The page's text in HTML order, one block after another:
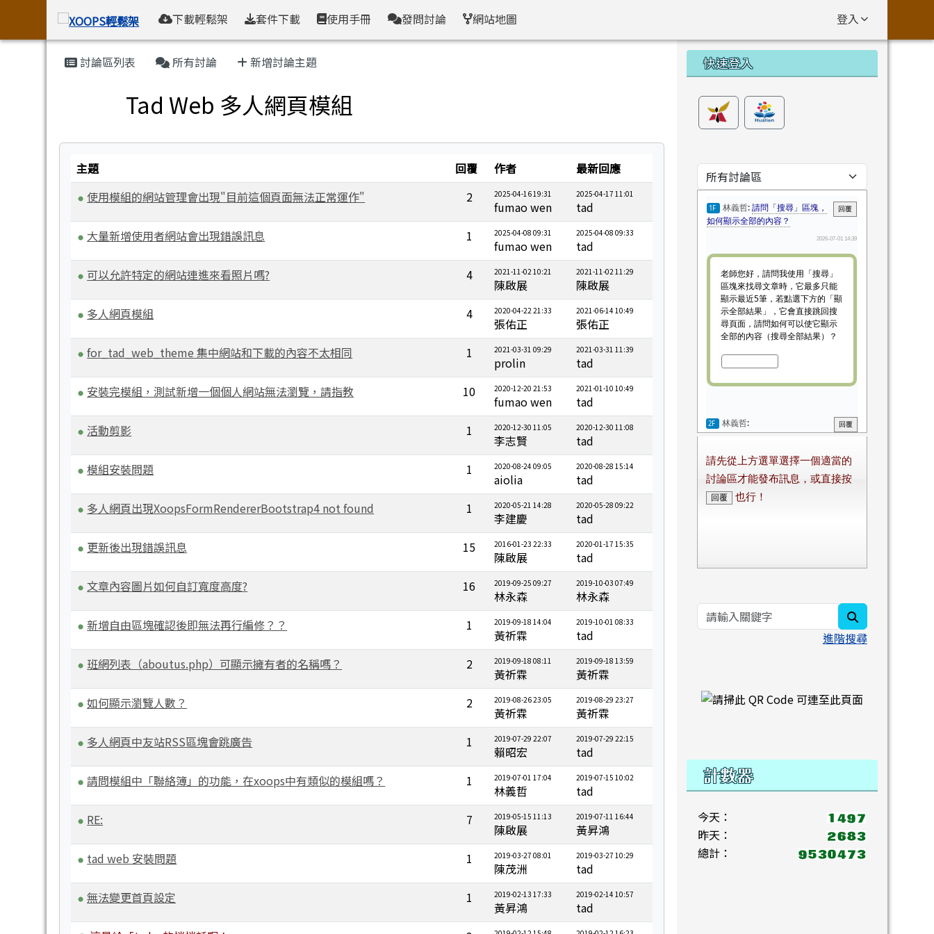
XOOPS輕鬆架
導覽列 下載輕鬆架 套件下載 使用手冊 發問討論 網站地圖 登入
主內容區域
討論區列表 所有討論 新增討論主題
Tad Web 多人網頁模組
主題 回覆 作者
最新回應
使用模組的網站管理會出現"目前這個頁面無法正常運作"
2 2025-04-16 19:31
fumao wen
2025-04-17 11:01
tad
大量新增使用者網站會出現錯誤訊息
1 2025-04-08 09:31
fumao wen
2025-04-08 09:33
tad
可以允許特定的網站連進來看照片嗎?
4 2021-11-02 10:21
陳啟展
2021-11-02 11:29
陳啟展
多人網頁模組
4 2020-04-22 21:33
張佑正
2021-06-14 10:49
張佑正
for_tad_web_theme 集中網站和下載的內容不太相同
1 2021-03-31 09:29
prolin
2021-03-31 11:39
tad
安裝完模組，測試新增一個個人網站無法瀏覽，請指教
10 2020-12-20 21:53
fumao wen
2021-01-10 10:49
tad
活動剪影
1 2020-12-30 11:05
李志賢
2020-12-30 11:08
tad
模組安裝問題
1 2020-08-24 09:05
aiolia
2020-08-28 15:14
tad
多人網頁出現XoopsFormRendererBootstrap4 not found
1 2020-05-21 14:28
李建慶
2020-05-28 09:22
tad
更新後出現錯誤訊息
15 2016-01-23 22:33
陳啟展
2020-01-17 15:35
tad
文章內容圖片如何自訂寬度高度?
16 2019-09-25 09:27
林永森
2019-10-03 07:49
林永森
新增自由區塊確認後即無法再行編修？？
1 2019-09-18 14:04
黃祈霖
2019-10-01 08:33
tad
班網列表（aboutus.php）可顯示擁有者的名稱嗎？
2 2019-09-18 08:11
黃祈霖
2019-09-18 13:59
黃祈霖
如何顯示瀏覽人數？
2 2019-08-26 23:05
黃祈霖
2019-08-29 23:27
黃祈霖
多人網頁中友站RSS區塊會跳廣告
1 2019-07-29 22:07
賴昭宏
2019-07-29 22:15
tad
請問模組中「聯絡簿」的功能，在xoops中有類似的模組嗎？
1 2019-07-01 17:04
林義哲
2019-07-15 10:02
tad
RE:
7 2019-05-15 11:13
陳啟展
2019-07-11 16:44
黃昇鴻
tad web 安裝問題
1 2019-03-27 08:01
陳茂洲
2019-03-27 10:29
tad
無法變更首頁設定
1 2019-02-13 17:33
黃昇鴻
2019-02-14 10:57
tad
左邊區域內容
快速登入
進階搜尋
右邊區域內容
計數器
今天：
昨天：
總計：
頁尾區域